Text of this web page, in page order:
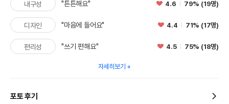
내구성 "튼튼해요" 4.6 79% (19명)
디자인 "마음에 들어요" 4.4 71% (17명)
편리성 "쓰기 편해요" 4.5 75% (18명)
자세히보기
포토 후기